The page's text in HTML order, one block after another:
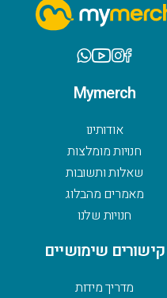
Mymerch
אודותינו
חנויות מומלצות
שאלות ותשובות
מאמרים מהבלוג
חנויות שלנו
קישורים שימושיים
מדריך מידות